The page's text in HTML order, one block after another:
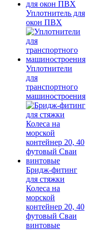
Уплотнитель для
окон ПВХ
Уплотнители
для
транспортного
машиностроения
Бридж-фитинг
для стяжки
Колеса на
морской
контейнер 20, 40
футовый Сваи
винтовые